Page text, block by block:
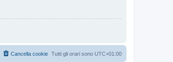
Tutti gli orari sono UTC+01:00
Cancella cookie